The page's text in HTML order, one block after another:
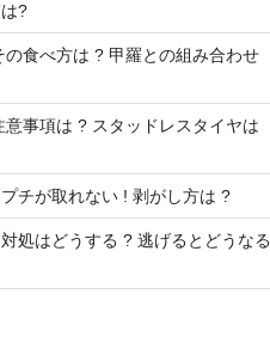
?
の食べ方は ? 甲羅との組み合わせ
意事項は ? スタッドレスタイヤは
チが取れない ! 剥がし方は ?
処はどうする ? 逃げるとどうなる